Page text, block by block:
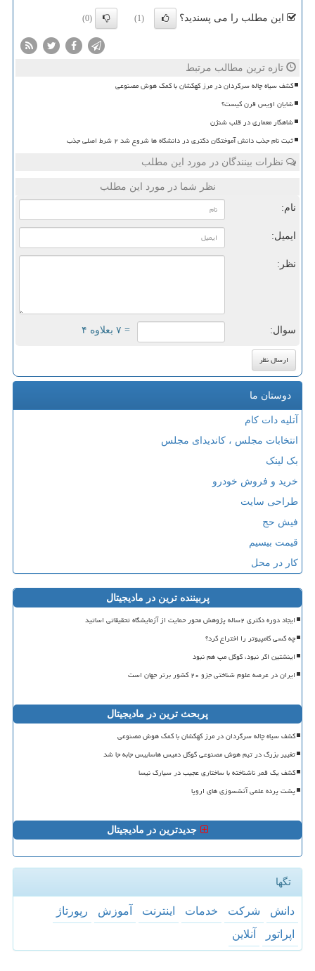
این مطلب را می پسندید؟ (1)
(0)
تازه ترین مطالب مرتبط
کشف سیاه چاله سرگردان در مرز کهکشان با کمک هوش مصنوعی
شایان اویس قرن کیست؟
شاهکار معماری در قلب شنژن
ثبت نام جذب دانش آموختگان دکتری در دانشگاه ها شروع شد ۲ شرط اصلی جذب
نظرات بینندگان در مورد این مطلب
نظر شما در مورد این مطلب
نام:
ایمیل:
نظر:
سوال: = ۷ بعلاوه ۴
دوستان ما
آتلیه دات کام
انتخابات مجلس ، کاندیدای مجلس
بک لینک
خرید و فروش خودرو
طراحی سایت
فیش حج
قیمت بیسیم
کار در محل
پربیننده ترین در مادیجیتال
ایجاد دوره دکتری ۲ساله پژوهش محور حمایت از آزمایشگاه تحقیقاتی اساتید
چه کسی کامپیوتر را اختراع کرد؟
اینشتین اگر نبود، گوگل مپ هم نبود
ایران در عرصه علوم شناختی جزو ۲۰ کشور برتر جهان است
پربحث ترین در مادیجیتال
کشف سیاه چاله سرگردان در مرز کهکشان با کمک هوش مصنوعی
تغییر بزرگ در تیم هوش مصنوعی گوگل دمیس هاسابیس جابه جا شد
کشف یک قمر ناشناخته با ساختاری عجیب در سیارک نیسا
پشت پرده علمی آتشسوزی های اروپا
جدیدترین در مادیجیتال
تگها
دانش شركت خدمات اینترنت آموزش
رپورتاژ
اپراتور
آنلاین